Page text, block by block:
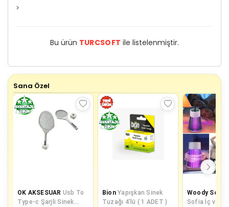
>
Bu ürün TURCSOFT ile listelenmiştir.
Sana Özel
OK AKSESUAR Usb To
Type-c Şarjli Si̇nek
Bion Yapışkan Sinek
Tuzağı 4'lü ( 1 ADET )
Woody Sofia
Sofia İç ve